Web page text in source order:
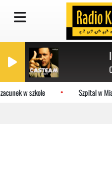
w szkole Szpital w